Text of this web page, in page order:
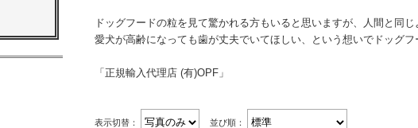
ドッグフードの粒を見て驚かれる方もいると思いますが、人間と同
愛犬が高齢になっても歯が丈夫でいてほしい、という想いでドッグフ
「正規輸入代理店 (有)OPF」
表示切替： 並び順：